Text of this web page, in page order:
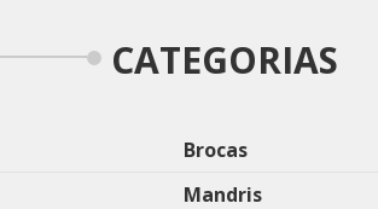
CATEGORIAS
Brocas
Mandris